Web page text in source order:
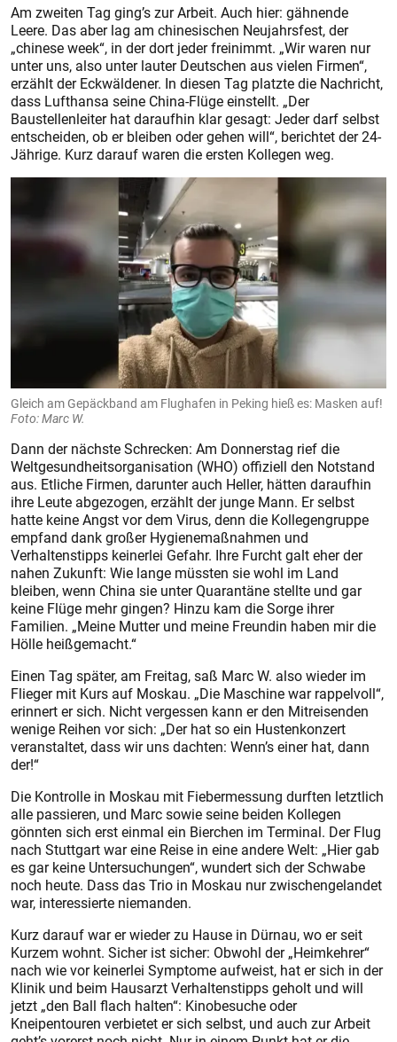
Am zweiten Tag ging’s zur Arbeit. Auch hier: gähnende
Leere. Das aber lag am chinesischen Neujahrsfest, der
„chinese week“, in der dort jeder freinimmt. „Wir waren nur
unter uns, also unter lauter Deutschen aus vielen Firmen“,
erzählt der Eckwäldener. In diesen Tag platzte die Nachricht,
dass Lufthansa seine China-Flüge einstellt. „Der
Baustellenleiter hat daraufhin klar gesagt: Jeder darf selbst
entscheiden, ob er bleiben oder gehen will“, berichtet der 24-
Jährige. Kurz darauf waren die ersten Kollegen weg.
Gleich am Gepäckband am Flughafen in Peking hieß es: Masken auf!
Foto: Marc W.
Dann der nächste Schrecken: Am Donnerstag rief die
Weltgesundheitsorganisation (WHO) offiziell den Notstand
aus. Etliche Firmen, darunter auch Heller, hätten daraufhin
ihre Leute abgezogen, erzählt der junge Mann. Er selbst
hatte keine Angst vor dem Virus, denn die Kollegengruppe
empfand dank großer Hygienemaßnahmen und
Verhaltenstipps keinerlei Gefahr. Ihre Furcht galt eher der
nahen Zukunft: Wie lange müssten sie wohl im Land
bleiben, wenn China sie unter Quarantäne stellte und gar
keine Flüge mehr gingen? Hinzu kam die Sorge ihrer
Familien. „Meine Mutter und meine Freundin haben mir die
Hölle heißgemacht.“
Einen Tag später, am Freitag, saß Marc W. also wieder im
Flieger mit Kurs auf Moskau. „Die Maschine war rappelvoll“,
erinnert er sich. Nicht vergessen kann er den Mitreisenden
wenige Reihen vor sich: „Der hat so ein Hustenkonzert
veranstaltet, dass wir uns dachten: Wenn’s einer hat, dann
der!“
Die Kontrolle in Moskau mit Fiebermessung durften letztlich
alle passieren, und Marc sowie seine beiden Kollegen
gönnten sich erst einmal ein Bierchen im Terminal. Der Flug
nach Stutt­gart war eine Reise in eine andere Welt: „Hier gab
es gar keine Untersuchungen“, wundert sich der Schwabe
noch heute. Dass das Trio in Moskau nur zwischengelandet
war, interessierte niemanden.
Kurz darauf war er wieder zu Hause in Dürnau, wo er seit
Kurzem wohnt. Sicher ist sicher: Obwohl der „Heimkehrer“
nach wie vor keinerlei Symptome aufweist, hat er sich in der
Klinik und beim Hausarzt Verhaltens­tipps geholt und will
jetzt „den Ball flach halten“: Kinobesuche oder
Kneipentouren verbietet er sich selbst, und auch zur Arbeit